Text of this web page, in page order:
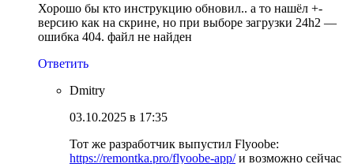
Хорошо бы кто инструкцию обновил.. а то нашёл +-
версию как на скрине, но при выборе загрузки 24h2 —
ошибка 404. файл не найден
Ответить
Dmitry
03.10.2025 в 17:35
Тот же разработчик выпустил Flyoobe:
https://remontka.pro/flyoobe-app/и возможно сейчас